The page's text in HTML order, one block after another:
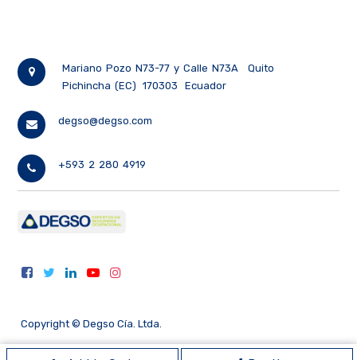
Mariano Pozo N73-77 y Calle N73A
Quito
Pichincha (EC)
170303 Ecuador
degso@degso.com
+593 2 280 4919
Copyright © Degso Cía. Ltda.